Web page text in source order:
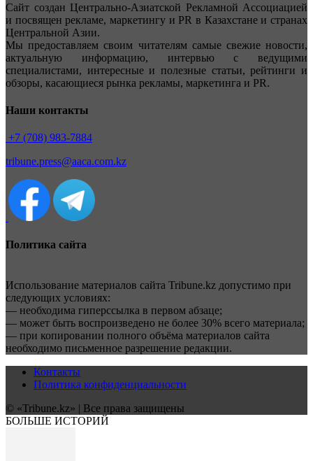
Сайт создан Центрально-Азиатской Рекламной Ассоциацией
и посвящен рекламе, маркетингу и PR в Казахстане и странах
Центральной Азии.
Мы предоставляем своим читателям самые свежие новости,
актуальную информацию, интервью с ведущими
специалистами, интересные и полезные статьи, рейтинги и
обзоры, касающиеся рынка рекламы, маркетинга и PR.
Наши контакты
+7 (708) 983-7884
tribune.press@aaca.com.kz
Политика сайта
Использование материалов сайта Tribune.kz допустимо при
следующих условиях:
— необходима гиперссылка в первом абзаце;
— может быть воспроизведено не более 30% всего материала;
— при копировании полного объёма материалов сайта
необходимо письменное разрешение редакции.
Контакты
Политика конфиденциальности
© «Tribune.kz» | Все права защищены
БОЛЬШЕ ИСТОРИЙ